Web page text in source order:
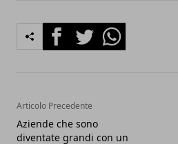
FacebookTwitterWhatsapp
Articolo Precedente
Aziende che sono
diventate grandi con un